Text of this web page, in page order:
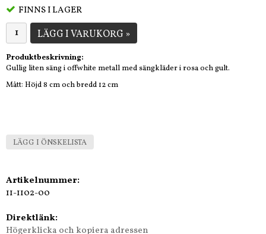
FINNS I LAGER
LÄGG I VARUKORG »
Produktbeskrivning:
Gullig liten säng i offwhite metall med sängkläder i rosa och gult.
Mått: Höjd 8 cm och bredd 12 cm
LÄGG I ÖNSKELISTA
Artikelnummer:
11-1102-00
Direktlänk:
Högerklicka och kopiera adressen